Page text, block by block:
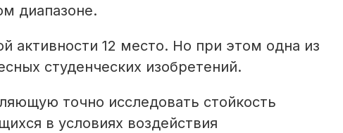
диапазоне.
активности 12 место. Но при этом одна из
студенческих изобретений.
точно исследовать стойкость
в условиях воздействия